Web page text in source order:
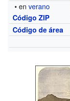
• enverano
Código ZIP
Código de área